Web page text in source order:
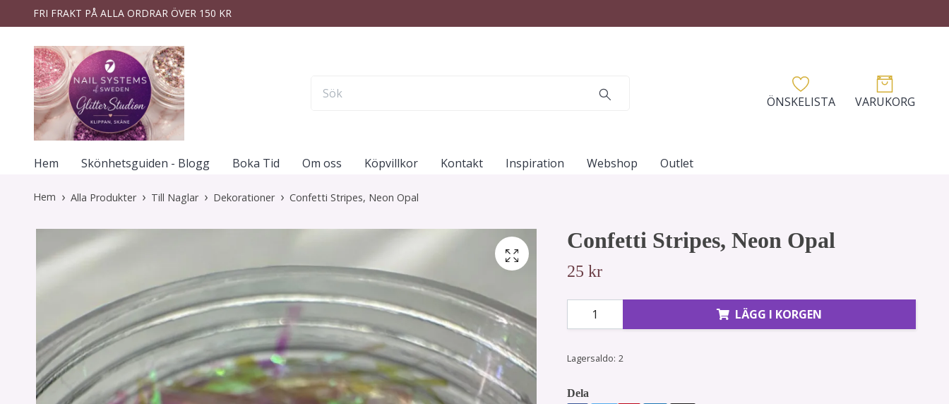
FRI FRAKT PÅ ALLA ORDRAR ÖVER 150 KR
ÖNSKELISTA VARUKORG
Hem Skönhetsguiden - Blogg Boka Tid Om oss Köpvillkor Kontakt Inspiration Webshop Outlet
Hem Alla Produkter Till Naglar Dekorationer Confetti Stripes, Neon Opal
Confetti Stripes, Neon Opal
25 kr
LÄGG I KORGEN
Lagersaldo: 2
Dela